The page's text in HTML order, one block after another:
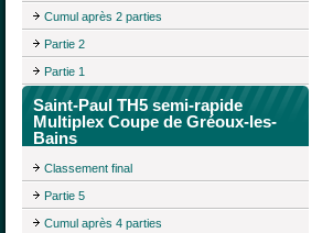
Cumul après 2 parties
Partie 2
Partie 1
Saint-Paul TH5 semi-rapide
Multiplex Coupe de Gréoux-les-
Bains
Classement final
Partie 5
Cumul après 4 parties